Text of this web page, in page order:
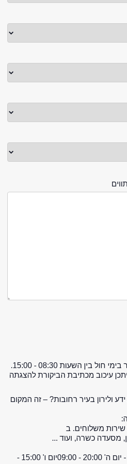
בין השעות 08:30 - 15:00.
עיכוב מכתיבת הביקורת להצגתה
ולירון בעיר רחובות? – זה המקום
משלוחים. ב
מסעדה כשרה, ועוד ...
20:00 - 09:00
יום ו' 15:00 -